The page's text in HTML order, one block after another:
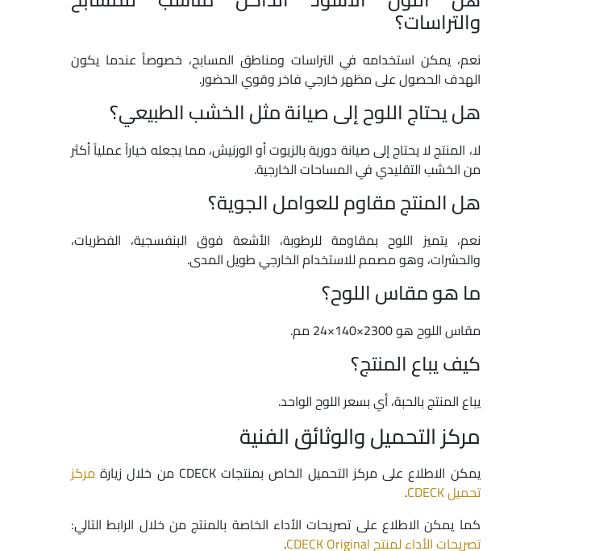
والتراسات؟
نعم، يمكن استخدامه في التراسات ومناطق المسابح، خصوصاً عندما يكون
الهدف الحصول على مظهر خارجي فاخر وقوي الحضور.
هل يحتاج اللوح إلى صيانة مثل الخشب الطبيعي؟
لا، المنتج لا يحتاج إلى صيانة دورية بالزيوت أو الورنيش، مما يجعله خياراً عملياً أكثر
من الخشب التقليدي في المساحات الخارجية.
هل المنتج مقاوم للعوامل الجوية؟
نعم، يتميز اللوح بمقاومة للرطوبة، الأشعة فوق البنفسجية، الفطريات،
والحشرات، وهو مصمم للاستخدام الخارجي طويل المدى.
ما هو مقاس اللوح؟
مقاس اللوح هو 2300×140×24 مم.
كيف يباع المنتج؟
يباع المنتج بالحبة، أي بسعر اللوح الواحد.
مركز التحميل والوثائق الفنية
يمكن الاطلاع على مركز التحميل الخاص بمنتجات CDECK من خلال زيارة
مركز
تحميل CDECK
.
كما يمكن الاطلاع على تصريحات الأداء الخاصة بالمنتج من خلال الرابط التالي:
تصريحات الأداء لمنتج CDECK Original
.